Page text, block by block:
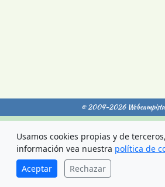
© 2004-2026
Aviso Legal
Política de Privacidad
Usamos cookies propias y de
información vea nuestra política de
Aceptar
Rechazar